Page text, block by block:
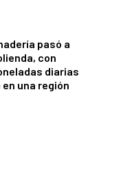
pasó a
con
diarias
una región